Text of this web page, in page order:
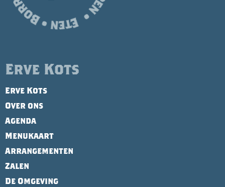
Erve Kots
Erve Kots
Over ons
Agenda
Menukaart
Arrangementen
Zalen
De Omgeving